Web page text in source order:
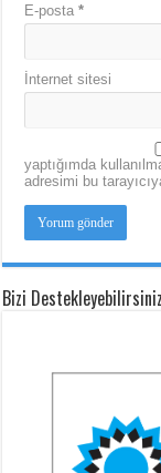
E-posta*
İnternet sitesi
yaptığımda
adresimi bu
Bizi